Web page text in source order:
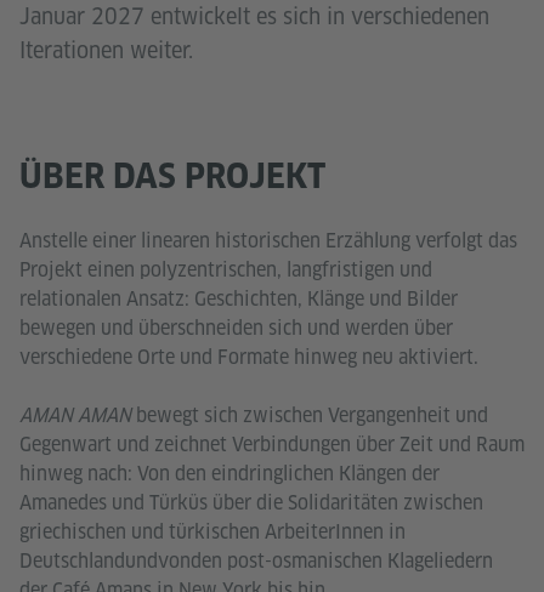
Januar 2027 entwickelt es sich in verschiedenen
Iterationen weiter.
ÜBER DAS PROJEKT
Anstelle einer linearen historischen Erzählung verfolgt das
Projekt einen polyzentrischen, langfristigen und
relationalen Ansatz: Geschichten, Klänge und Bilder
bewegen und überschneiden sich und werden über
verschiedene Orte und Formate hinweg neu aktiviert.
AMAN AMANbewegt sich zwischen Vergangenheit und
Gegenwart und zeichnet Verbindungen über Zeit und Raum
hinweg nach: Von den eindringlichen Klängen der
Amanedes und Türküs über die Solidaritäten zwischen
griechischen und türkischen ArbeiterInnen in
Deutschlandundvonden post-osmanischen Klageliedern